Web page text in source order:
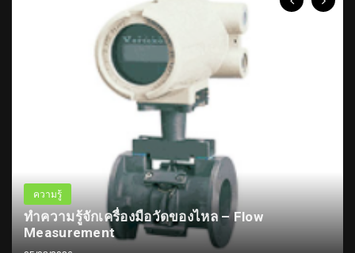
ความรู้
ทำความรู้จักเครื่องมือวัดของไหล – Flow
Measurement